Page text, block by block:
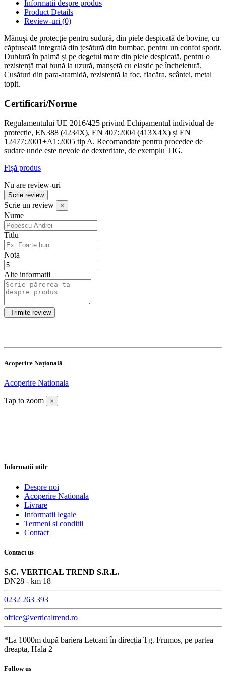
Informatii despre produs
Product Details
Review-uri (0)
Mănuși de protecție pentru sudură, din piele despicată de bovine, cu
căptușeală integrală din țesătură din bumbac, pentru un confot sporit.
Dublură în palmă și pe degetul mare din piele despicată, pentru o
rezistență mai bună la uzură, manșetă cu elastic pe încheietură.
Cusături din para-aramidă, rezistentă la foc, flacăra, scântei, metal
topit.
Certificari/Norme
Regulamentului UE 2016/425 privind Echipamentul individual de
protecție, EN388 (4234X), EN 407:2004 (413X4X) și EN
12477:2001+A1:2005 tip A. Recomandate pentru procedee de
sudare unde este nevoie de dexteritate, de exemplu TIG.
Fișă produs
Nu are review-uri
Scrie review
Scrie un review ×
Nume
Titlu
Nota
Alte informatii
Acoperire Națională
Acoperire Nationala
Tap to zoom ×
Informatii utile
Despre noi
Acoperire Nationala
Livrare
Informatii legale
Termeni si conditii
Contact
Contact us
S.C. VERTICAL TREND S.R.L.
DN28 - km 18
0232 263 393
office@verticaltrend.ro
*La 1000m după bariera Letcani în direcția Tg. Frumos, pe partea
dreapta, Hala 2
Follow us